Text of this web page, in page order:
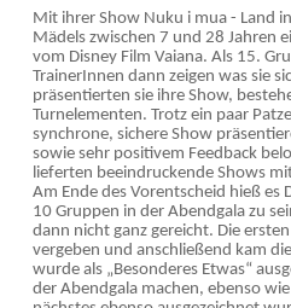
Mit ihrer Show Nuku i mua - Land
Mädels zwischen 7 und 28 Jahren
vom Disney Film Vaiana. Als 15.
TrainerInnen dann zeigen was sie
präsentierten sie ihre Show,
Turnelementen. Trotz ein paar
synchrone, sichere Show
sowie sehr positivem Feedback
lieferten beeindruckende Shows
Am Ende des Vorentscheid hieß
10 Gruppen in der Abendgala zu
dann nicht ganz gereicht. Die
vergeben und anschließend kam
wurde als „Besonderes Etwas“
der Abendgala machen, ebenso